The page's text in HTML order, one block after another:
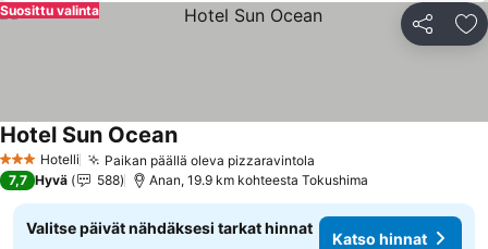
Jaa
Suosittu valinta
3 Tähtiluokitus
Hotelli Paikan päällä oleva pizzaravintola
Hotel Sun Ocean
7,7 Hyvä 588 Anan, 19.9 km kohteesta Tokushima
Valitse päivät nähdäksesi tarkat hinnat
Katso hinnat